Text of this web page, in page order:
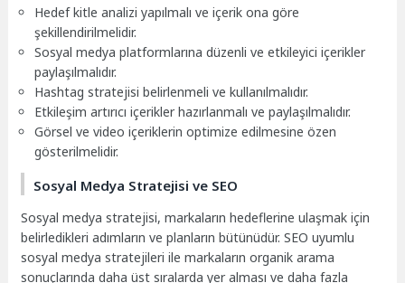
Hedef kitle analizi yapılmalı ve içerik ona göre
şekillendirilmelidir.
Sosyal medya platformlarına düzenli ve etkileyici içerikler
paylaşılmalıdır.
Hashtag stratejisi belirlenmeli ve kullanılmalıdır.
Etkileşim artırıcı içerikler hazırlanmalı ve paylaşılmalıdır.
Görsel ve video içeriklerin optimize edilmesine özen
gösterilmelidir.
Sosyal Medya Stratejisi ve SEO
Sosyal medya stratejisi, markaların hedeflerine ulaşmak için
belirledikleri adımların ve planların bütünüdür. SEO uyumlu
sosyal medya stratejileri ile markaların organik arama
sonuçlarında daha üst sıralarda yer alması ve daha fazla